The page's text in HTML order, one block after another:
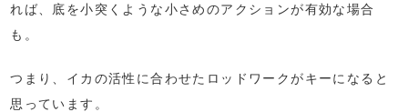
れば、底を小突くような小さめのアクションが有効な場合
も。
つまり、イカの活性に合わせたロッドワークがキーになると
思っています。